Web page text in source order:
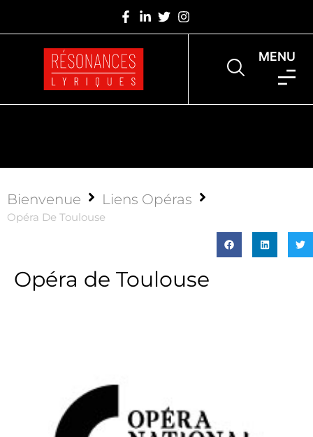
MENU
Bienvenue Liens Opéras
Opéra De Toulouse
Opéra de Toulouse